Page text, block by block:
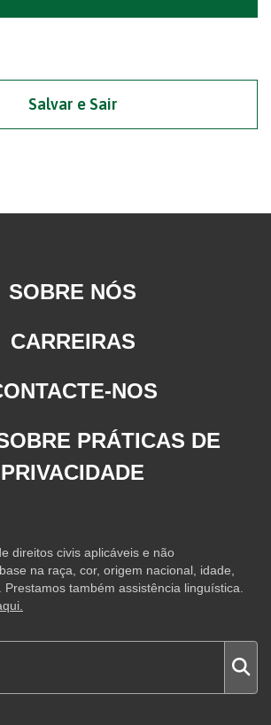
Salvar e Sair
SOBRE NÓS
CARREIRAS
NOS
PRÁTICAS DE
PRIVACIDADE
direitos civis aplicáveis e não
na raça, cor, origem nacional, idade,
Prestamos também assistência linguística.